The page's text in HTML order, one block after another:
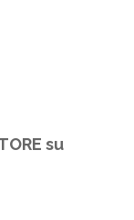
su